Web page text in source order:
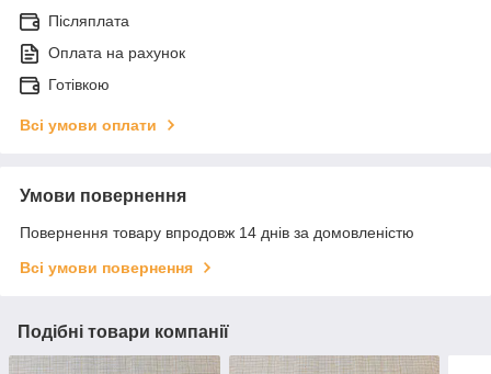
Післяплата
Оплата на рахунок
Готівкою
Всі умови оплати
Умови повернення
Повернення товару впродовж 14 днів за домовленістю
Всі умови повернення
Подібні товари компанії